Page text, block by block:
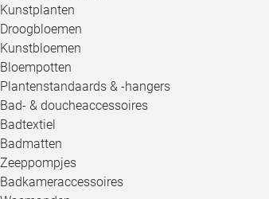
Kunstplanten
Droogbloemen
Kunstbloemen
Bloempotten
Plantenstandaards & -hangers
Bad- & doucheaccessoires
Badtextiel
Badmatten
Zeeppompjes
Badkameraccessoires